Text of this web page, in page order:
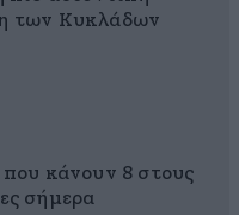
των Κυκλάδων
που κάνουν 8 στους
σήμερα